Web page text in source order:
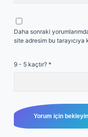
Daha sonraki
site adresim bu tarayıcıya
9 - 5 kaçtır? *